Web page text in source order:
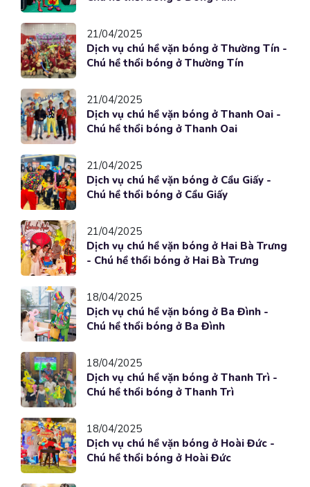
21/04/2025
Dịch vụ chú hề vặn bóng ở Thường Tín -
Chú hề thổi bóng ở Thường Tín
21/04/2025
Dịch vụ chú hề vặn bóng ở Thanh Oai -
Chú hề thổi bóng ở Thanh Oai
21/04/2025
Dịch vụ chú hề vặn bóng ở Cầu Giấy -
Chú hề thổi bóng ở Cầu Giấy
21/04/2025
Dịch vụ chú hề vặn bóng ở Hai Bà Trưng
- Chú hề thổi bóng ở Hai Bà Trưng
18/04/2025
Dịch vụ chú hề vặn bóng ở Ba Đình -
Chú hề thổi bóng ở Ba Đình
18/04/2025
Dịch vụ chú hề vặn bóng ở Thanh Trì -
Chú hề thổi bóng ở Thanh Trì
18/04/2025
Dịch vụ chú hề vặn bóng ở Hoài Đức -
Chú hề thổi bóng ở Hoài Đức